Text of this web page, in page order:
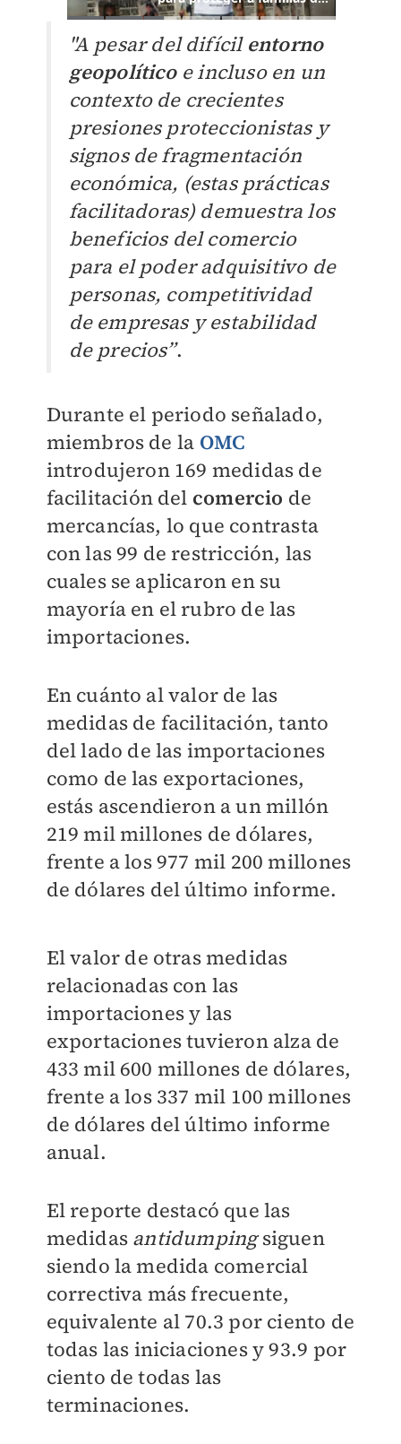
"A pesar del difícil entorno
geopolíticoe incluso en un
contexto de crecientes
presiones proteccionistas y
signos de fragmentación
económica, (estas prácticas
facilitadoras) demuestra los
beneficios del comercio
para el poder adquisitivo de
personas, competitividad
de empresas y estabilidad
de precios”.
Durante el periodo señalado,
miembros de la OMC
introdujeron 169 medidas de
facilitación del comercio de
mercancías, lo que contrasta
con las 99 de restricción, las
cuales se aplicaron en su
mayoría en el rubro de las
importaciones.
En cuánto al valor de las
medidas de facilitación, tanto
del lado de las importaciones
como de las exportaciones,
estás ascendieron a un millón
219 mil millones de dólares,
frente a los 977 mil 200 millones
de dólares del último informe.
El valor de otras medidas
relacionadas con las
importaciones y las
exportaciones tuvieron alza de
433 mil 600 millones de dólares,
frente a los 337 mil 100 millones
de dólares del último informe
anual.
El reporte destacó que las
medidas antidumpingsiguen
siendo la medida comercial
correctiva más frecuente,
equivalente al 70.3 por ciento de
todas las iniciaciones y 93.9 por
ciento de todas las
terminaciones.